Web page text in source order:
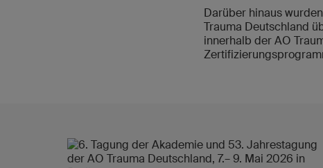
Darüber hinaus
Trauma Deutschland
innerhalb der AO